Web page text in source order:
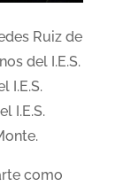
Ruiz de
del I.E.S.
I.E.S.
I.E.S.
como